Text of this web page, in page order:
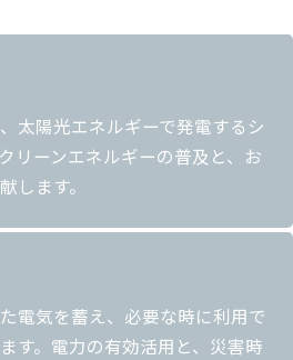
太陽光エネルギーで発電するシ
リーンエネルギーの普及と、お
します。
電気を蓄え、必要な時に利用で
す。電力の有効活用と、災害時